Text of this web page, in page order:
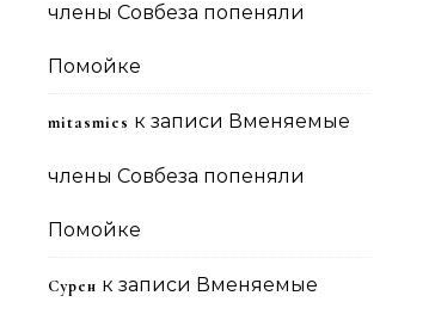
члены Совбеза попеняли
Помойке
mitasmies к записи Вменяемые
члены Совбеза попеняли
Помойке
Сурен к записи Вменяемые